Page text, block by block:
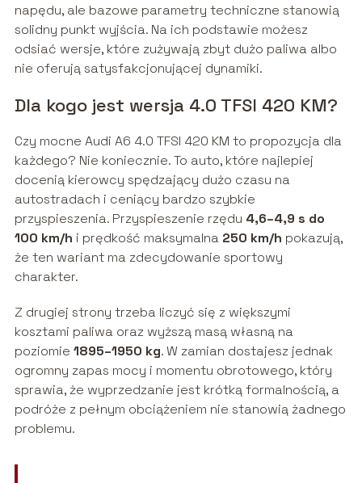
napędu, ale bazowe parametry techniczne stanowią
solidny punkt wyjścia. Na ich podstawie możesz
odsiać wersje, które zużywają zbyt dużo paliwa albo
nie oferują satysfakcjonującej dynamiki.
Dla kogo jest wersja 4.0 TFSI 420 KM?
Czy mocne Audi A6 4.0 TFSI 420 KM to propozycja dla
każdego? Nie koniecznie. To auto, które najlepiej
docenią kierowcy spędzający dużo czasu na
autostradach i ceniący bardzo szybkie
przyspieszenia. Przyspieszenie rzędu 4,6–4,9 s do
100 km/h i prędkość maksymalna 250 km/h pokazują,
że ten wariant ma zdecydowanie sportowy
charakter.
Z drugiej strony trzeba liczyć się z większymi
kosztami paliwa oraz wyższą masą własną na
poziomie 1895–1950 kg. W zamian dostajesz jednak
ogromny zapas mocy i momentu obrotowego, który
sprawia, że wyprzedzanie jest krótką formalnością, a
podróże z pełnym obciążeniem nie stanowią żadnego
problemu.